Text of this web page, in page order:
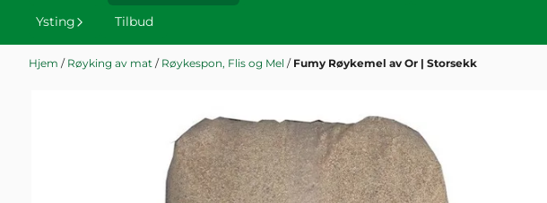
Ysting
Tilbud
Hjem / Røyking av mat / Røykespon, Flis og Mel / Fumy Røykemel av Or | Storsekk